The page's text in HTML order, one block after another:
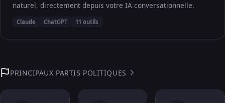
naturel, directement depuis votre IA conversationnelle.
Claude ChatGPT 11 outils
PRINCIPAUX PARTIS POLITIQUES